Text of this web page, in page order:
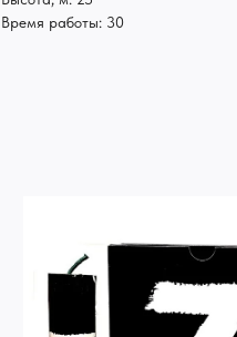
Время работы: 30